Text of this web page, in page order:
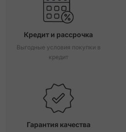
Кредит и рассрочка
Выгодные условия покупки в
кредит
Гарантия качества